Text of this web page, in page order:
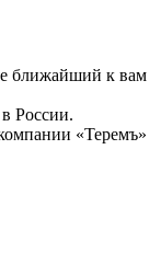
ближайший к вам
России.
«Теремъ»